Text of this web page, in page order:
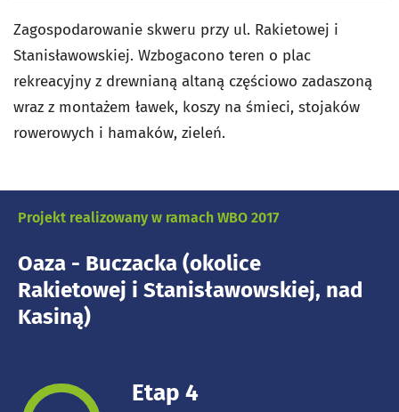
Zagospodarowanie skweru przy ul. Rakietowej i
Stanisławowskiej. Wzbogacono teren o plac
rekreacyjny z drewnianą altaną częściowo zadaszoną
wraz z montażem ławek, koszy na śmieci, stojaków
rowerowych i hamaków, zieleń.
Projekt realizowany w ramach WBO 2017
Oaza - Buczacka (okolice
Rakietowej i Stanisławowskiej, nad
Kasiną)
Etap 4